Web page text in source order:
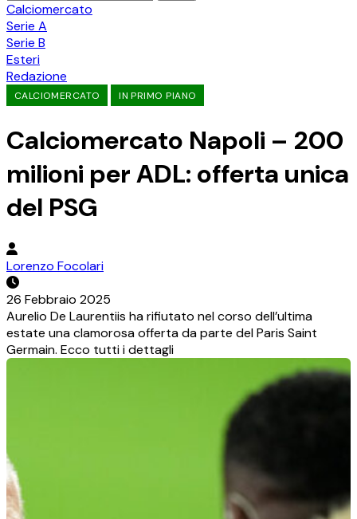
Calciomercato
Serie A
Serie B
Esteri
Redazione
CALCIOMERCATO IN PRIMO PIANO
Calciomercato Napoli – 200
milioni per ADL: offerta unica
del PSG
Lorenzo Focolari
26 Febbraio 2025
Aurelio De Laurentiis ha rifiutato nel corso dell’ultima
estate una clamorosa offerta da parte del Paris Saint
Germain. Ecco tutti i dettagli